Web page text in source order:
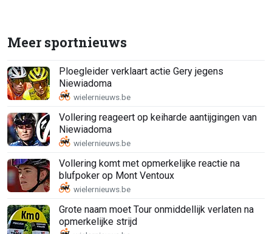
Meer sportnieuws
Ploegleider verklaart actie Gery jegens
Niewiadoma
Vollering reageert op keiharde aantijgingen van
Niewiadoma
Vollering komt met opmerkelijke reactie na
blufpoker op Mont Ventoux
Grote naam moet Tour onmiddellijk verlaten na
opmerkelijke strijd